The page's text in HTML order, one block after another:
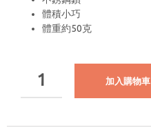
體積小巧
體重約50克
加入購物車